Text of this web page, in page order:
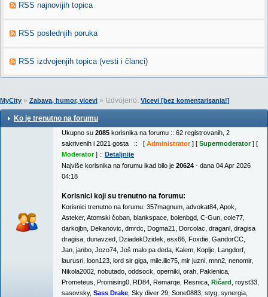
RSS najnovijih topica
RSS poslednjih poruka
RSS izdvojenjih topica (vesti i članci)
MyCity » Zabava, humor, vicevi » Izdvojeno: Vicevi [bez komentarisanja!]
Ko je trenutno na forumu
Ukupno su 2085 korisnika na forumu :: 62 registrovanih, 2
sakrivenih i 2021 gosta :: [ Administrator] [ Supermoderator] [
Moderator] :: Detaljnije
Najviše korisnika na forumu ikad bilo je 20624 - dana 04 Apr 2026
04:18
Korisnici koji su trenutno na forumu:
Korisnici trenutno na forumu: 357magnum advokat84 Apok
Asteker, Atomski čoban blankspace bolenbgd C-Gun cole77
darkojbn Dekanovic dmrdc Dogma21 Dorcolac draganl dragisa
dragisa dunavzed DziadekDzidek esx66 Foxdie GandorCC
Jan janbo Jozo74 Još malo pa deda Kalem Koplje Langdorf
laurusri loon123 lord sir giga mile.ilic75 mir juzni mnn2 nenomir,
Nikola2002 nobutado oddsock operniki orah Paklenica
Prometeus Promising0 RD84 Remarqe Resnica Ričard royst33
sasovsky, Sass Drake Sky diver 29 Sone0883 styg synergia